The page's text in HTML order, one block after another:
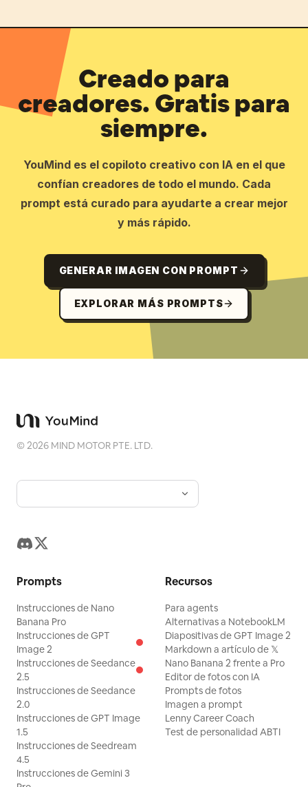
Creado para
creadores. Gratis para
siempre.
YouMind es el copiloto creativo con IA en el que
confían creadores de todo el mundo. Cada
prompt está curado para ayudarte a crear mejor
y más rápido.
GENERAR IMAGEN CON PROMPT
EXPLORAR MÁS PROMPTS
©2026 MIND MOTOR PTE. LTD.
Prompts
Instrucciones de Nano
Banana Pro
Instrucciones de GPT
Image 2
Instrucciones de Seedance
2.5
Instrucciones de Seedance
2.0
Instrucciones de GPT Image
1.5
Instrucciones de Seedream
4.5
Instrucciones de Gemini 3
Recursos
Para agents
Alternativas a NotebookLM
Diapositivas de GPT Image 2
Markdown a artículo de 𝕏
Nano Banana 2 frente a Pro
Editor de fotos con IA
Prompts de fotos
Imagen a prompt
Lenny Career Coach
Test de personalidad ABTI